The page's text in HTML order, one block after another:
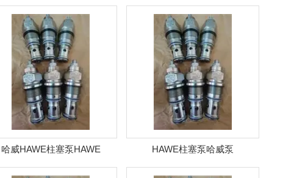
哈威HAWE柱塞泵HAWE
泵/HAWE双泵
HAWE柱塞泵哈威泵